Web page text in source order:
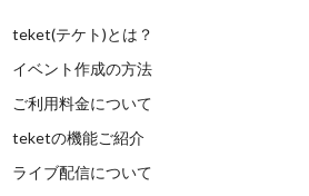
teket(テケト)とは？
イベント作成の方法
ご利用料金について
teketの機能ご紹介
ライブ配信について